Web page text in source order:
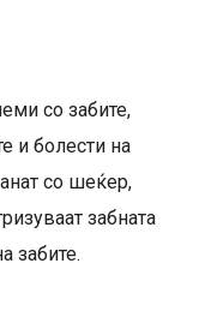
со забите,
и болести на
со шеќер,
забната
забите.